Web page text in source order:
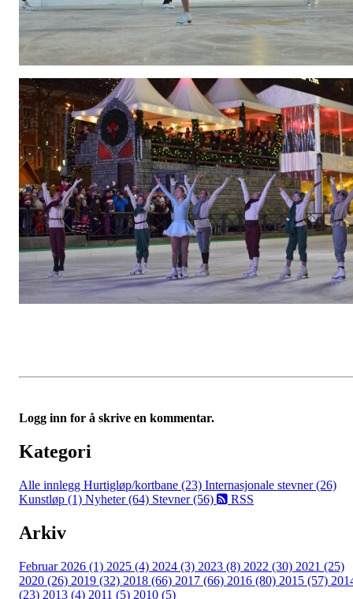
Logg inn for å skrive en kommentar.
Kategori
Alle innlegg Hurtigløp/kortbane (23) Internasjonale stevner (26)
Kunstløp (1) Nyheter (64) Stevner (56) RSS
Arkiv
Februar 2026 (1) 2025 (4) 2024 (3) 2023 (8) 2022 (30) 2021 (25)
2020 (26) 2019 (32) 2018 (66) 2017 (66) 2016 (80) 2015 (57)
(23) 2013 (4) 2011 (5) 2010 (5)